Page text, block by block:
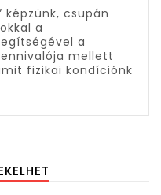
csupán
a
a
mellett
fizikai kondíciónk